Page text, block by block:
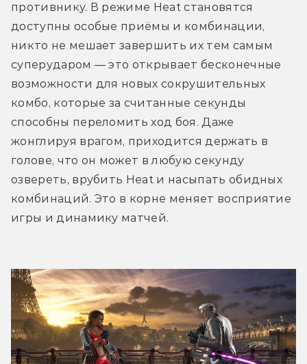
противнику. В режиме Heat становятся
доступны особые приёмы и комбинации,
никто не мешает завершить их тем самым
суперударом — это открывает бесконечные
возможности для новых сокрушительных
комбо, которые за считанные секунды
способны переломить ход боя. Даже
жонглируя врагом, приходится держать в
голове, что он может в любую секунду
озвереть, врубить Heat и насыпать обидных
комбинаций. Это в корне меняет восприятие
игры и динамику матчей.